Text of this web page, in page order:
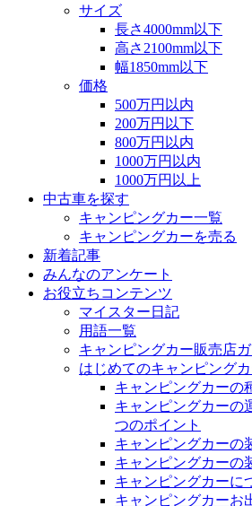
サイズ
長さ4000mm以下
高さ2100mm以下
幅1850mm以下
価格
500万円以内
200万円以下
800万円以内
1000万円以内
1000万円以上
中古車を探す
キャンピングカー一覧
キャンピングカーを売る
新着記事
みんなのアンケート
お役立ちコンテンツ
マイスター日記
用語一覧
キャンピングカー販売店
はじめてのキャンピング
キャンピングカーの
キャンピングカーの
つのポイント
キャンピングカーの
キャンピングカーの
キャンピングカーに
キャンピングカーお